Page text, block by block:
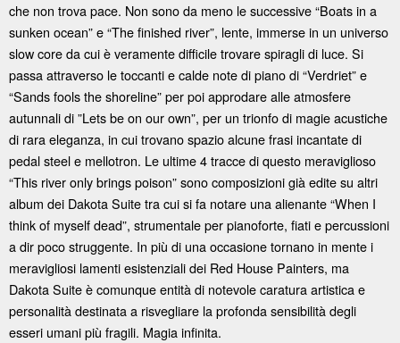
che non trova pace. Non sono da meno le successive “Boats in a
sunken ocean” e “The finished river”, lente, immerse in un universo
slow core da cui è veramente difficile trovare spiragli di luce. Si
passa attraverso le toccanti e calde note di piano di “Verdriet” e
“Sands fools the shoreline” per poi approdare alle atmosfere
autunnali di ”Lets be on our own”, per un trionfo di magie acustiche
di rara eleganza, in cui trovano spazio alcune frasi incantate di
pedal steel e mellotron. Le ultime 4 tracce di questo meraviglioso
“This river only brings poison” sono composizioni già edite su altri
album dei Dakota Suite tra cui si fa notare una alienante “When I
think of myself dead”, strumentale per pianoforte, fiati e percussioni
a dir poco struggente. In più di una occasione tornano in mente i
meravigliosi lamenti esistenziali dei Red House Painters, ma
Dakota Suite è comunque entità di notevole caratura artistica e
personalità destinata a risvegliare la profonda sensibilità degli
esseri umani più fragili. Magia infinita.